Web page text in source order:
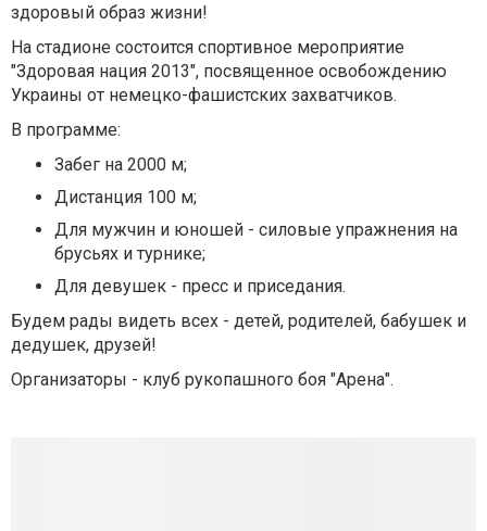
здоровый образ жизни!
На стадионе состоится спортивное мероприятие
"Здоровая нация 2013", посвященное освобождению
Украины от немецко-фашистских захватчиков.
В программе:
Забег на 2000 м;
Дистанция 100 м;
Для мужчин и юношей - силовые упражнения на
брусьях и турнике;
Для девушек - пресс и приседания.
Будем рады видеть всех - детей, родителей, бабушек и
дедушек, друзей!
Организаторы - клуб рукопашного боя "Арена".